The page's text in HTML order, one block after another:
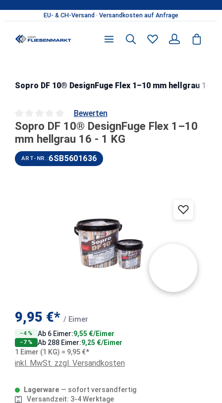
Zum Hauptinhalt springen
Sopro DF 10® DesignFuge Flex 1–10 mm hellgrau 16 -
Durchschnittliche Bewertung von 0 von 5 Sternen
Bewerten
Sopro DF 10® DesignFuge Flex 1–10
mm hellgrau 16 - 1 KG
ART-NR.:6SB5601636
9,95 €* / Eimer
−4 % Ab 6 Eimer:9,55 €/Eimer
−7 % Ab 288 Eimer:9,25 €/Eimer
1 Eimer (1 KG) = 9,95 €*
inkl. MwSt. zzgl. Versandkosten
Lagerware — sofort versandfertig
Versandzeit: 3-4 Werktage